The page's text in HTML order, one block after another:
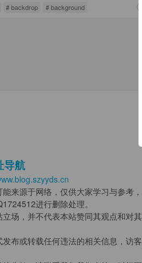
# backdrop # background
导航
来源于网络，仅供大家学习与参考，
1724512进行删除处理。
场，并不代表本站赞同其观点和对其
布或转载任何违法的相关信息，访客